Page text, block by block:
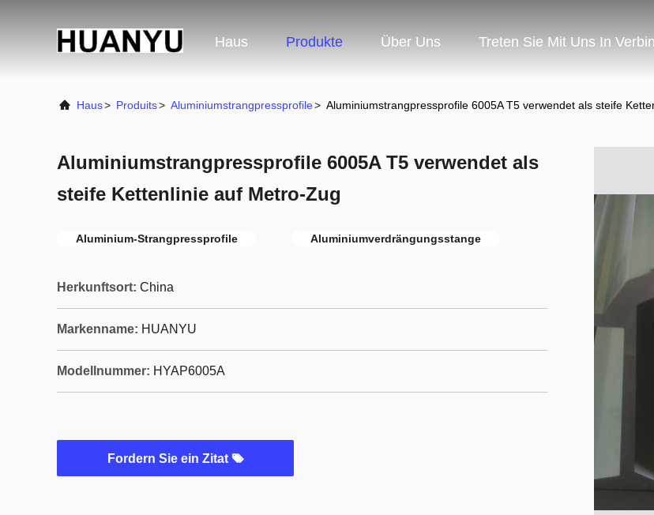
Haus Produkte Über Uns Treten Sie Mit Uns In
Haus> Produits> Aluminiumstrangpressprofile> Aluminiumstrangpressprofile 6005A T5 verwendet als steife
Aluminiumstrangpressprofile 6005A T5 verwendet als
steife Kettenlinie auf Metro-Zug
Aluminium-Strangpressprofile Aluminiumverdrängungsstange
Herkunftsort: China
Markenname: HUANYU
Modellnummer: HYAP6005A
Fordern Sie ein Zitat